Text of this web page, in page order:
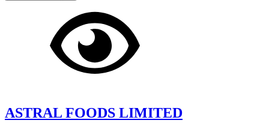
ASTRAL FOODS LIMITED